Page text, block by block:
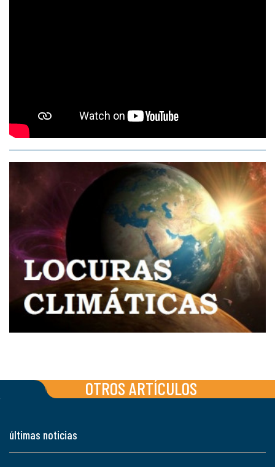
OTROS ARTÍCULOS
últimas noticias